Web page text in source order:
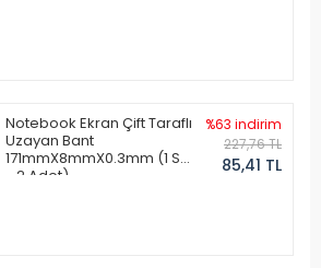
Notebook Ekran Çift Taraflı
Uzayan Bant
171mmX8mmX0.3mm (1 Set
- 2 Adet)
%63 indirim
227,76 TL
85,41 TL